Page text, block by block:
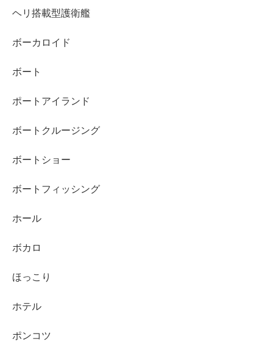
ヘリ搭載型護衛艦
ボーカロイド
ボート
ポートアイランド
ボートクルージング
ボートショー
ボートフィッシング
ホール
ボカロ
ほっこり
ホテル
ポンコツ